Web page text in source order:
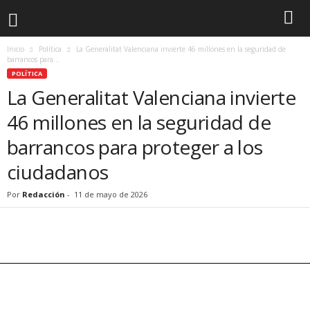
Inicio Política
La Generalitat Valenciana invierte 46 millones en la seguridad de
barrancos para...
POLÍTICA
La Generalitat Valenciana invierte
46 millones en la seguridad de
barrancos para proteger a los
ciudadanos
Por Redacción - 11 de mayo de 2026